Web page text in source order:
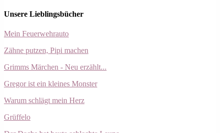
Unsere Lieblingsbücher
Mein Feuerwehrauto
Zähne putzen, Pipi machen
Grimms Märchen - Neu erzählt...
Gregor ist ein kleines Monster
Warum schlägt mein Herz
Grüffelo